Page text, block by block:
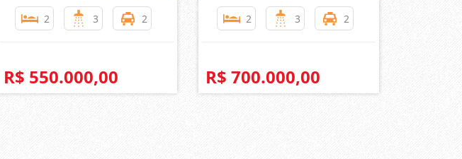
2 3 2
R$ 550.000,00
2 3 2
R$ 700.000,00